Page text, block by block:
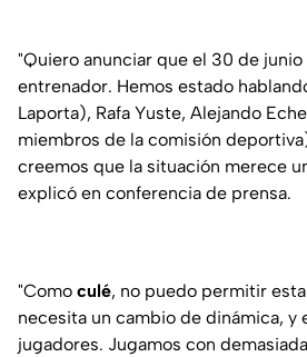
"Quiero anunciar que el 30 de
entrenador. Hemos estado
Laporta), Rafa Yuste, Alejando
miembros de la comisión
creemos que la situación merece
explicó en conferencia de prensa.
"Como culé, no puedo permitir
necesita un cambio de dinámica, y
jugadores. Jugamos con